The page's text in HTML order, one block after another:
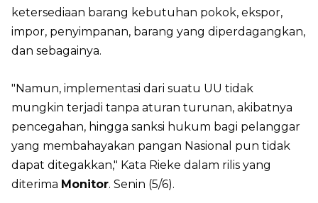
ketersediaan barang kebutuhan pokok, ekspor,
impor, penyimpanan, barang yang diperdagangkan,
dan sebagainya.
"Namun, implementasi dari suatu UU tidak
mungkin terjadi tanpa aturan turunan, akibatnya
pencegahan, hingga sanksi hukum bagi pelanggar
yang membahayakan pangan Nasional pun tidak
dapat ditegakkan," Kata Rieke dalam rilis yang
diterima Monitor. Senin (5/6).